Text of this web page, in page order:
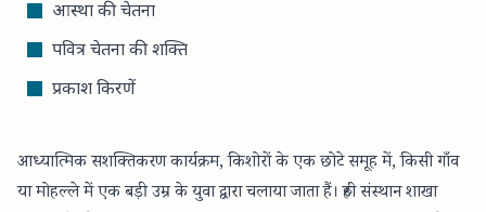
आस्था की चेतना
पवित्र चेतना की शक्ति
प्रकाश किरणें
आध्यात्मिक सशक्तिकरण कार्यक्रम, किशोरों के एक छोटे समूह में, किसी गाँव
या मोहल्ले में एक बड़ी उम्र के युवा द्वारा चलाया जाता हैं। रुही संस्थान शाखा